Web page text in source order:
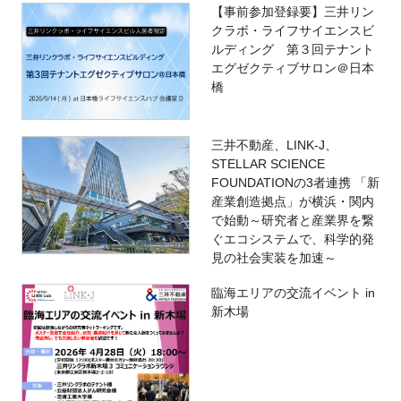
【事前参加登録要】三井リン
クラボ・ライフサイエンスビ
ルディング 第３回テナント
エグゼクティブサロン＠日本
橋
三井不動産、LINK-J、
STELLAR SCIENCE
FOUNDATIONの3者連携 「新
産業創造拠点」が横浜・関内
で始動～研究者と産業界を繋
ぐエコシステムで、科学的発
見の社会実装を加速～
臨海エリアの交流イベント in
新木場